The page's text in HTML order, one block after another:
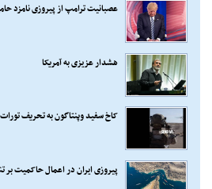
عصبانیت ترامپ از پیروزی نامزد
هشدار عزیزی به آمریکا
کاخ سفید وپنتاگون به تحریف تورات
پیروزی ایران در اعمال حاکمیت بر